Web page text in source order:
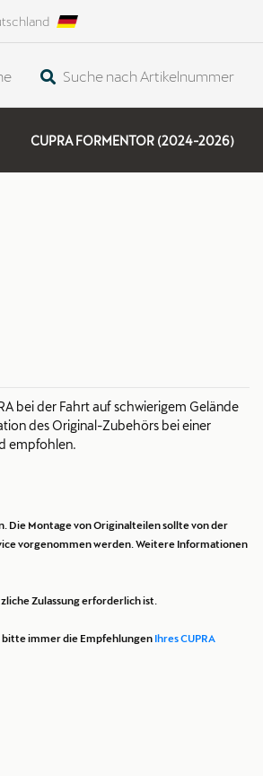
Suche nach Artikelnummer
CUPRA FORMENTOR (2024-2026)
bei der Fahrt auf schwierigem Gelände
des Original-Zubehörs bei einer
empfohlen.
Die Montage von Originalteilen sollte von der
vorgenommen werden. Weitere Informationen
Zulassung erforderlich ist.
bitte immer die Empfehlungen Ihres CUPRA